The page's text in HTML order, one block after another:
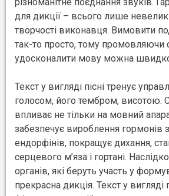
для дикції – всього лише
творчості виконавця. Вимовити
так-то просто, тому промовляючи
удосконалити мову можна
Текст у вигляді пісні тренує
голосом, його тембром, висотою.
впливає не тільки на мовний
забезпечує вироблення гормонів
ендорфінів, покращує дихання,
серцевого м’яза і гортані.
органів, які беруть участь у
прекрасна дикція. Текст у вигляді